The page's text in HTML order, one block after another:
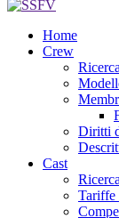
Home
Crew
Diritti
Cast
Tariffe